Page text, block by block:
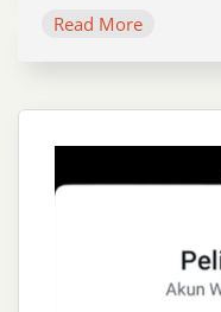
Read More